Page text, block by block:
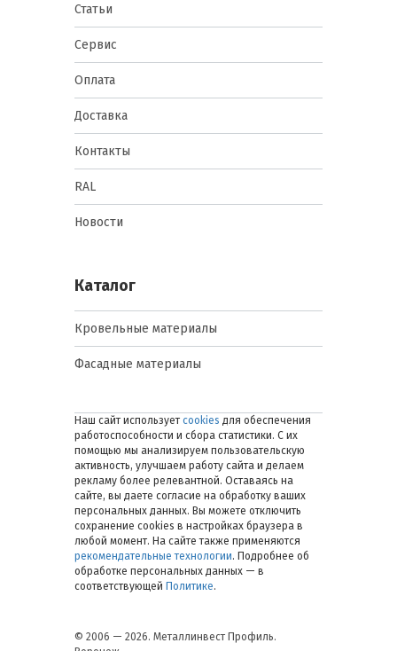
Статьи
Сервис
Оплата
Доставка
Контакты
RAL
Новости
Каталог
Кровельные материалы
Фасадные материалы
Наш сайт использует cookies для обеспечения
работоспособности и сбора статистики. С их
помощью мы анализируем пользовательскую
активность, улучшаем работу сайта и делаем
рекламу более релевантной. Оставаясь на
сайте, вы даете согласие на обработку ваших
персональных данных. Вы можете отключить
сохранение cookies в настройках браузера в
любой момент. На сайте также применяются
рекомендательные технологии. Подробнее об
обработке персональных данных — в
соответствующей Политике.
© 2006 — 2026. Металлинвест Профиль.